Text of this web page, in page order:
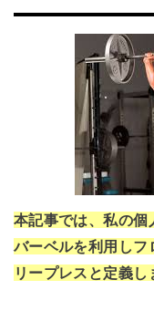
本記事では、私の個
バーベルを利用しフ
リープレスと定義し